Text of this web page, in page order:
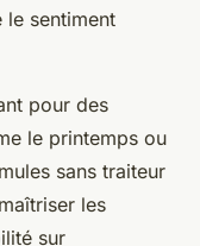
le sentiment
pour des
le printemps ou
sans traiteur
les
sur